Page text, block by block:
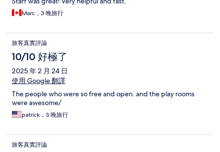
Marc，3 晚旅行
旅客真實評論
10/10 好極了
2025 年 2 月 24 日
使用 Google 翻譯
The people who were so free and open. and the play rooms
were awesome/
patrick，3 晚旅行
旅客真實評論